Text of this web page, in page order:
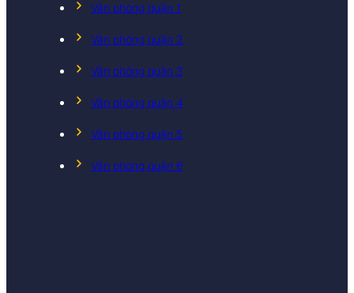
Văn phòng quận 1
Văn phòng quận 2
Văn phòng quận 3
Văn phòng quận 4
Văn phòng quận 5
Văn phòng quận 6